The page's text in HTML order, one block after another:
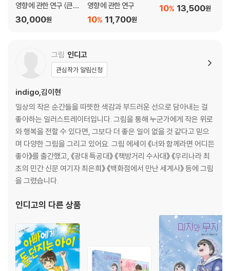
영향에 관한 연구 (큰글
자책)
30,000원
영향에 관한 연구
11,700원
10%
13,500원
10%
그림 인디고
관심작가 알림신청
indigo,김이현
일상의 작은 순간들을 따뜻한 색감과 부드러운 선으로 담아내는 걸
좋아하는 일러스트레이터입니다. 그림을 통해 누군가에게 작은 위로
와 행복을 전할 수 있다면, 그보다 더 좋은 일이 없을 것 같다고 믿으
며 다양한 그림을 그리고 있어요. 그림 에세이 《너와 함께라면 어디든
좋아》를 출간했고, 《광대 특공대》 《책방거리 수사대》 《우리나라 최
초의 민간 신문 여기자 최은희》 《백화점에서 만난 세계사》 등에 그림
을 그렸습니다.
인디고의 다른 상품